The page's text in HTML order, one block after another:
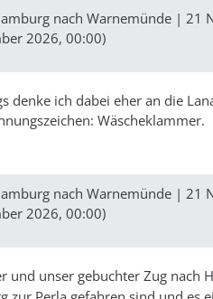
nach Warnemünde |
2026, 00:00)
denke ich dabei eher an die
Wäscheklammer.
nach Warnemünde |
2026, 00:00)
und unser gebuchter Zug nach